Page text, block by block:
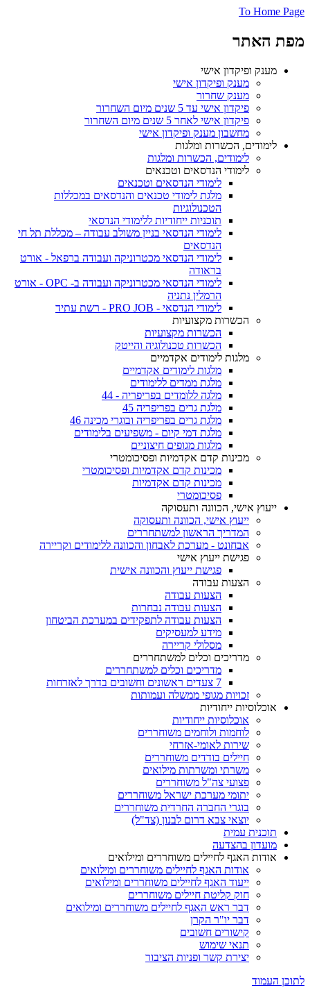
To Home Page
מפת האתר
מענק ופיקדון אישי
מענק ופיקדון אישי
מענק שחרור
פיקדון אישי עד 5 שנים מיום השחרור
פיקדון אישי לאחר 5 שנים מיום השחרור
מחשבון מענק ופיקדון אישי
לימודים, הכשרות ומלגות
לימודים, הכשרות ומלגות
לימודי הנדסאים וטכנאים
לימודי הנדסאים וטכנאים
מלגת לימודי טכנאים והנדסאים במכללות
הטכנולוגיות
תוכניות ייחודיות ללימודי הנדסאי
לימודי הנדסאי בניין משולב עבודה – מכללת תל חי
הנדסאים
לימודי הנדסאי מכטרוניקה ועבודה ברפאל - אורט
בראודה
לימודי הנדסאי מכטרוניקה ועבודה ב- OPC - אורט
הרמלין נתניה
לימודי הנדסאי - PRO JOB - רשת עתיד
הכשרות מקצועיות
הכשרות מקצועיות
הכשרות טכנולוגיה והייטק
מלגות לימודים אקדמיים
מלגות לימודים אקדמיים
מלגת ממדים ללימודים
מלגה ללומדים בפריפריה - 44
מלגת גרים בפריפריה 45
מלגת גרים בפריפריה ובוגרי מכינה 46
מלגת דמי קיום - משפיעים בלימודים
מלגות מגופים חיצוניים
מכינות קדם אקדמיות ופסיכומטרי
מכינות קדם אקדמיות ופסיכומטרי
מכינות קדם אקדמיות
פסיכומטרי
ייעוץ אישי, הכוונה ותעסוקה
ייעוץ אישי, הכוונה ותעסוקה
המדריך הראשון למשתחררים
אבחונט - מערכת לאבחון והכוונה ללימודים וקריירה
פגישת ייעוץ אישי
פגישת ייעוץ והכוונה אישית
הצעות עבודה
הצעות עבודה
הצעות עבודה נבחרות
הצעות עבודה לתפקידים במערכת הביטחון
מידע למעסיקים
מסלולי קריירה
מדריכים וכלים למשתחררים
מדריכים וכלים למשתחררים
7 צעדים ראשונים וחשובים בדרך לאזרחות
זכויות מגופי ממשלה ועמותות
אוכלוסיות ייחודיות
אוכלוסיות ייחודיות
לוחמות ולוחמים משוחררים
שירות לאומי-אזרחי
חיילים בודדים משוחררים
משרתי ומשרתות מילואים
פצועי צה"ל משוחררים
יתומי מערכת ישראל משוחררים
בוגרי החברה החרדית משוחררים
יוצאי צבא דרום לבנון (צד"ל)
תוכנית עמית
מועדון בהצדעה
אודות האגף לחיילים משוחררים ומילואים
אודות האגף לחיילים משוחררים ומילואים
ייעוד האגף לחיילים משוחררים ומילואים
חוק קליטת חיילים משוחררים
דבר ראש האגף לחיילים משוחררים ומילואים
דבר יו"ר הקרן
קישורים חשובים
תנאי שימוש
יצירת קשר ופניות הציבור
לתוכן העמוד